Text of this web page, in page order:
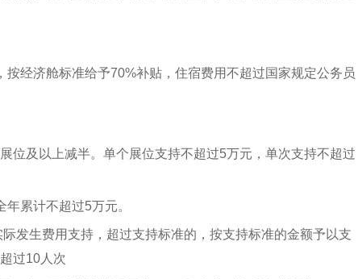
经济舱标准给予70%补贴，住宿费用不超过国家规定公务员
位及以上减半。单个展位支持不超过5万元，单次支持不超过
累计不超过5万元。
发生费用支持，超过支持标准的，按支持标准的金额予以支
过10人次